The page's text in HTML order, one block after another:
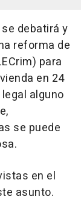
debatirá y
reforma de
para
en 24
alguno
se puede
en el
asunto.